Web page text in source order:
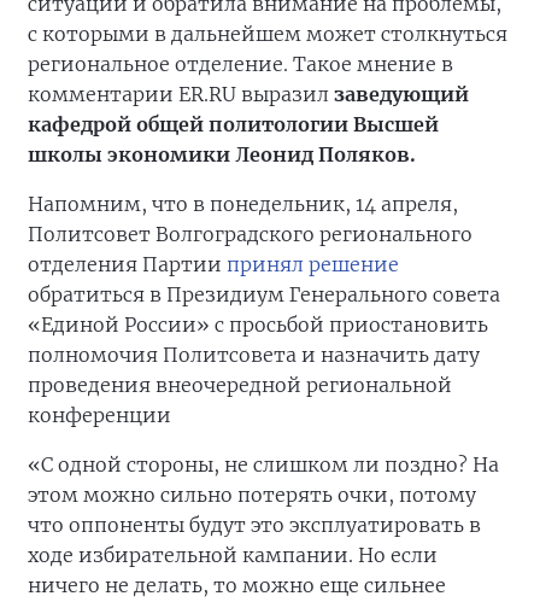
с которыми в дальнейшем может столкнуться
региональное отделение. Такое мнение в
комментарии ER.RU выразил заведующий
кафедрой общей политологии Высшей
школы экономики Леонид Поляков.
Напомним, что в понедельник, 14 апреля,
Политсовет Волгоградского регионального
отделения Партии принял решение
обратиться в Президиум Генерального совета
«Единой России» с просьбой приостановить
полномочия Политсовета и назначить дату
проведения внеочередной региональной
конференции
«С одной стороны, не слишком ли поздно? На
этом можно сильно потерять очки, потому
что оппоненты будут это эксплуатировать в
ходе избирательной кампании. Но если
ничего не делать, то можно еще сильнее